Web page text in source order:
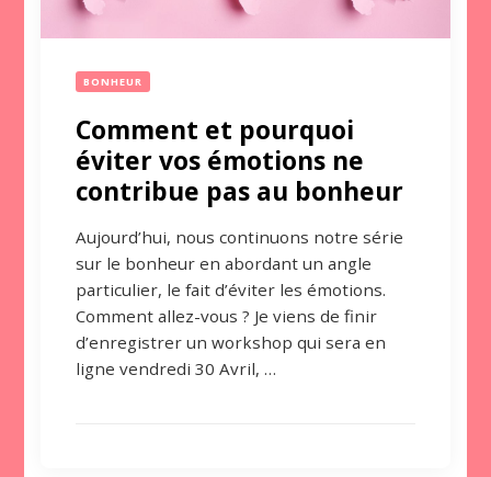
BONHEUR
Comment et pourquoi
éviter vos émotions ne
contribue pas au bonheur
Aujourd’hui, nous continuons notre série
sur le bonheur en abordant un angle
particulier, le fait d’éviter les émotions.
Comment allez-vous ? Je viens de finir
d’enregistrer un workshop qui sera en
ligne vendredi 30 Avril, …